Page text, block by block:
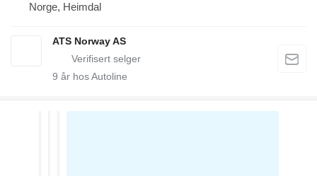
Norge, Heimdal
ATS Norway AS
9 år hos Autoline